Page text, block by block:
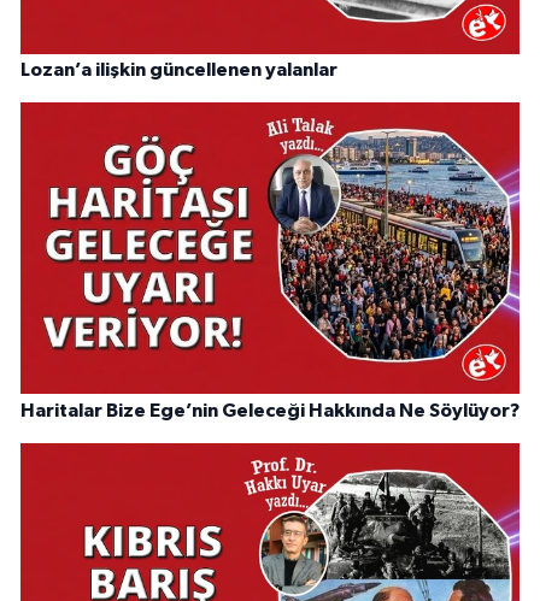
Lozan’a ilişkin güncellenen yalanlar
Haritalar Bize Ege’nin Geleceği Hakkında Ne Söylüyor?